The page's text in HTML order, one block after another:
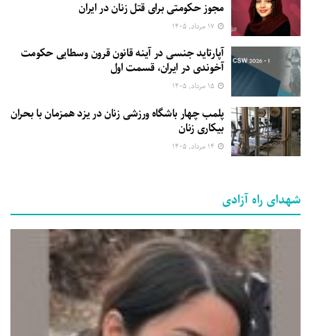
مجوز حکومتی برای قتل زنان در ایران
آپارتاید جنسی در آینه قانون قرون وسطایی حکومت
آخوندی در ایران، قسمت اول
پلمب چهار باشگاه ورزشی زنان در یزد همزمان با بحران
بیکاری زنان
شهدای راه آزادی